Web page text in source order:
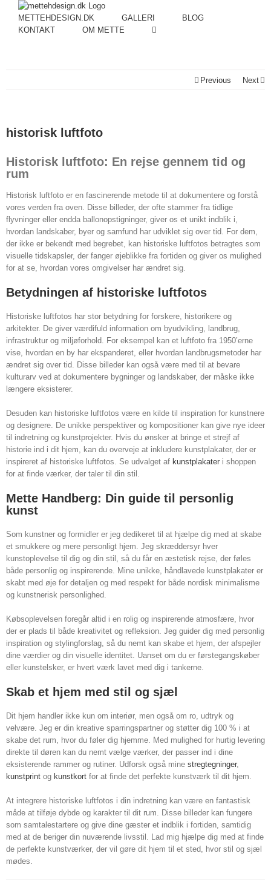
METTEHDESIGN.DK GALLERI
BLOG
KONTAKT
OM METTE
Previous Next
historisk luftfoto
Historisk luftfoto: En rejse gennem tid og
rum
Historisk luftfoto er en fascinerende metode til at dokumentere og forstå
vores verden fra oven. Disse billeder, der ofte stammer fra tidlige
flyvninger eller endda ballonopstigninger, giver os et unikt indblik i,
hvordan landskaber, byer og samfund har udviklet sig over tid. For dem,
der ikke er bekendt med begrebet, kan historiske luftfotos betragtes som
visuelle tidskapsler, der fanger øjeblikke fra fortiden og giver os mulighed
for at se, hvordan vores omgivelser har ændret sig.
Betydningen af historiske luftfotos
Historiske luftfotos har stor betydning for forskere, historikere og
arkitekter. De giver værdifuld information om byudvikling, landbrug,
infrastruktur og miljøforhold. For eksempel kan et luftfoto fra 1950’erne
vise, hvordan en by har ekspanderet, eller hvordan landbrugsmetoder har
ændret sig over tid. Disse billeder kan også være med til at bevare
kulturarv ved at dokumentere bygninger og landskaber, der måske ikke
længere eksisterer.
Desuden kan historiske luftfotos være en kilde til inspiration for kunstnere
og designere. De unikke perspektiver og kompositioner kan give nye ideer
til indretning og kunstprojekter. Hvis du ønsker at bringe et strejf af
historie ind i dit hjem, kan du overveje at inkludere kunstplakater, der er
inspireret af historiske luftfotos. Se udvalget af kunstplakater i shoppen
for at finde værker, der taler til din stil.
Mette Handberg: Din guide til personlig
kunst
Som kunstner og formidler er jeg dedikeret til at hjælpe dig med at skabe
et smukkere og mere personligt hjem. Jeg skræddersyr hver
kunstoplevelse til dig og din stil, så du får en æstetisk rejse, der føles
både personlig og inspirerende. Mine unikke, håndlavede kunstplakater er
skabt med øje for detaljen og med respekt for både nordisk minimalisme
og kunstnerisk personlighed.
Købsoplevelsen foregår altid i en rolig og inspirerende atmosfære, hvor
der er plads til både kreativitet og refleksion. Jeg guider dig med personlig
inspiration og stylingforslag, så du nemt kan skabe et hjem, der afspejler
dine værdier og din visuelle identitet. Uanset om du er førstegangskøber
eller kunstelsker, er hvert værk lavet med dig i tankerne.
Skab et hjem med stil og sjæl
Dit hjem handler ikke kun om interiør, men også om ro, udtryk og
velvære. Jeg er din kreative sparringspartner og støtter dig 100 % i at
skabe det rum, hvor du føler dig hjemme. Med mulighed for hurtig levering
direkte til døren kan du nemt vælge værker, der passer ind i dine
eksisterende rammer og rutiner. Udforsk også mine stregtegninger,
kunstprint og kunstkort for at finde det perfekte kunstværk til dit hjem.
At integrere historiske luftfotos i din indretning kan være en fantastisk
måde at tilføje dybde og karakter til dit rum. Disse billeder kan fungere
som samtalestartere og give dine gæster et indblik i fortiden, samtidig
med at de beriger din nuværende livsstil. Lad mig hjælpe dig med at finde
de perfekte kunstværker, der vil gøre dit hjem til et sted, hvor stil og sjæl
mødes.